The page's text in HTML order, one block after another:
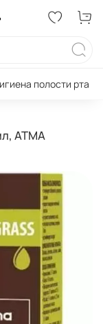
полости рта
АТМА